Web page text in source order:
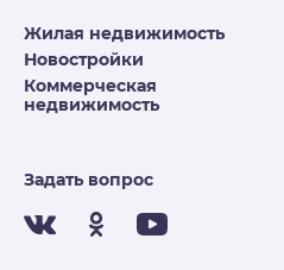
Жилая недвижимость
Новостройки
Коммерческая
недвижимость
Задать вопрос